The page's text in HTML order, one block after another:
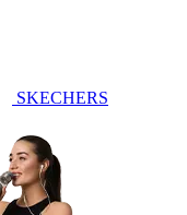
SKECHERS